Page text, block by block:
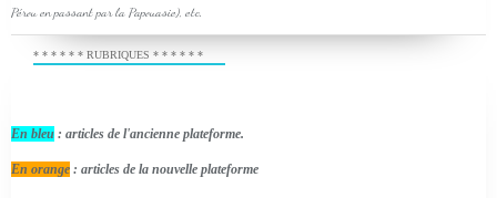
Pérou en passant par la Papouasie), etc.
* * * * * * RUBRIQUES * * * * * *
En bleu : articles de l'ancienne plateforme.
En orange : articles de la nouvelle plateforme